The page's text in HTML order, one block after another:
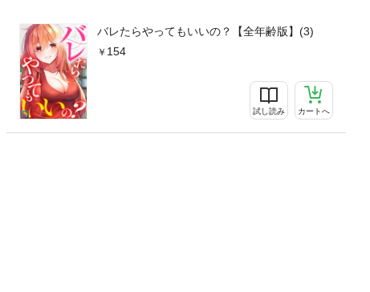
バレたらやってもいいの？【全年齢版】(3)
154
試し読み カートへ